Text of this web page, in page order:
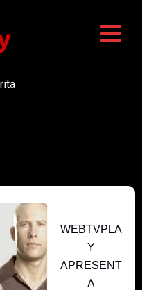
WEBTVPLA
Y
APRESENT
A